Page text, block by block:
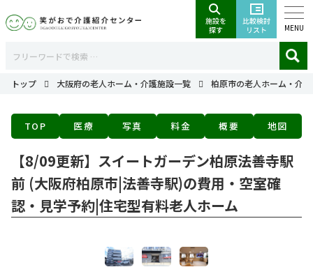
MENU
トップ 大阪府の老人ホーム・介護施設一覧 柏原市の老人ホーム・介
TOP 医療 写真 料金 概要 地図
【8/09更新】スイートガーデン柏原法善寺駅
前 (大阪府柏原市|法善寺駅)の費用・空室確
認・見学予約|住宅型有料老人ホーム